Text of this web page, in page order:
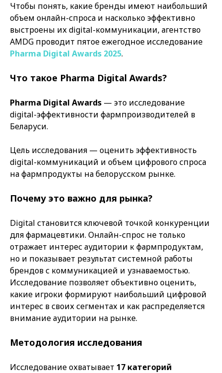
Чтобы понять, какие бренды имеют наибольший
объем онлайн-спроса и насколько эффективно
выстроены их digital-коммуникации, агентство
AMDG проводит пятое ежегодное исследование
Pharma Digital Awards 2025.
Что такое Pharma Digital Awards?
Pharma Digital Awards — это исследование
digital-эффективности фармпроизводителей в
Беларуси.
Цель исследования — оценить эффективность
digital-коммуникаций и объем цифрового спроса
на фармпродукты на белорусском рынке.
Почему это важно для рынка?
Digital становится ключевой точкой конкуренции
для фармацевтики. Онлайн-спрос не только
отражает интерес аудитории к фармпродуктам,
но и показывает результат системной работы
брендов с коммуникацией и узнаваемостью.
Исследование позволяет объективно оценить,
какие игроки формируют наибольший цифровой
интерес в своих сегментах и как распределяется
внимание аудитории на рынке.
Методология исследования
Исследование охватывает 17 категорий